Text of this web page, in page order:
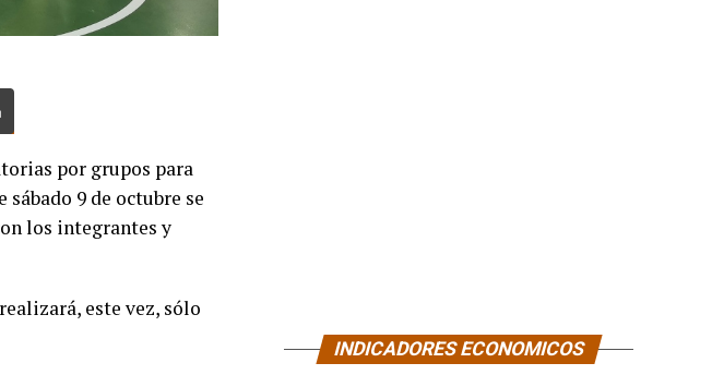
por grupos para
9 de octubre se
los integrantes y
este vez, sólo
INDICADORES ECONOMICOS